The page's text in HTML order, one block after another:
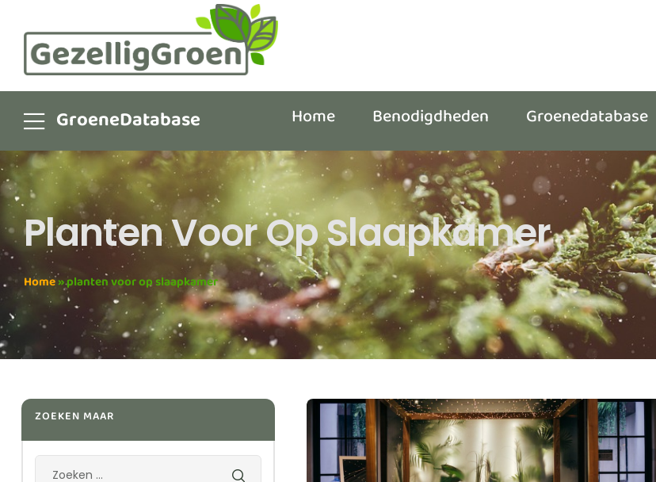
GroeneDatabase Home Benodigdheden Groenedatabase
Planten Voor Op Slaapkamer
Home»planten voor op slaapkamer
ZOEKEN MAAR